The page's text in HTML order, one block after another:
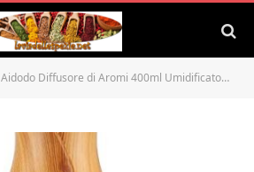
Aidodo Diffusore di Aromi 400ml Umidificatore,con 7 Colori LED Diffusore di Olio Essenziale Ultrasuoni Vaporizzatore, Purificatore Aria, per Yoga, Camera da Letto, Soggiorno